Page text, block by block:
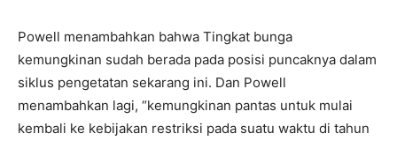
Powell menambahkan bahwa Tingkat bunga
kemungkinan sudah berada pada posisi puncaknya dalam
siklus pengetatan sekarang ini. Dan Powell
menambahkan lagi, “kemungkinan pantas untuk mulai
kembali ke kebijakan restriksi pada suatu waktu di tahun